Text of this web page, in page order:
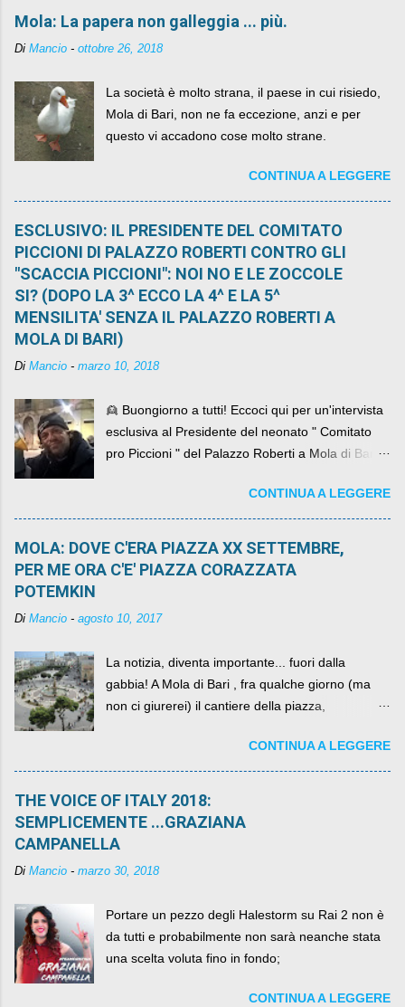
Mola: La papera non galleggia ... più.
Di Mancio - ottobre 26, 2018
La società è molto strana, il paese in cui risiedo,
Mola di Bari, non ne fa eccezione, anzi e per
questo vi accadono cose molto strane.
CONTINUA A LEGGERE
ESCLUSIVO: IL PRESIDENTE DEL COMITATO
PICCIONI DI PALAZZO ROBERTI CONTRO GLI
"SCACCIA PICCIONI": NOI NO E LE ZOCCOLE
SI? (DOPO LA 3^ ECCO LA 4^ E LA 5^
MENSILITA' SENZA IL PALAZZO ROBERTI A
MOLA DI BARI)
Di Mancio - marzo 10, 2018
👱 Buongiorno a tutti! Eccoci qui per un'intervista
esclusiva al Presidente del neonato " Comitato
pro Piccioni " del Palazzo Roberti a Mola di Bari ,
come definirlo... signor?....CONTINUA A LEGGERE
MOLA: DOVE C'ERA PIAZZA XX SETTEMBRE,
PER ME ORA C'E' PIAZZA CORAZZATA
POTEMKIN
Di Mancio - agosto 10, 2017
La notizia, diventa importante... fuori dalla
gabbia! A Mola di Bari , fra qualche giorno (ma
non ci giurerei) il cantiere della piazza,
per un numero esorbitante di mesi, non ci sarà
più. C'era una volta Piazza XX Settembre ,
CONTINUA A LEGGERE
THE VOICE OF ITALY 2018:
SEMPLICEMENTE ...GRAZIANA
CAMPANELLA
Di Mancio - marzo 30, 2018
Portare un pezzo degli Halestorm su Rai 2 non è
da tutti e probabilmente non sarà neanche stata
una scelta voluta fino in fondo;
CONTINUA A LEGGERE